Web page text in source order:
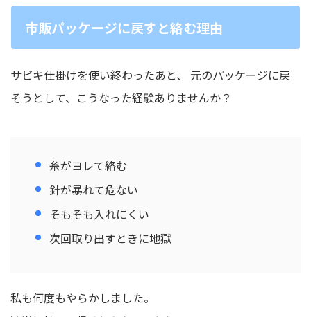
市販パッケージに戻すと絡む理由
サビキ仕掛けを使い終わったあと、 元のパッケージに戻
そうとして、こうなった経験ありませんか？
糸がヨレて絡む
針が暴れて危ない
そもそも入れにくい
次回取り出すときに地獄
私も何度もやらかしました。